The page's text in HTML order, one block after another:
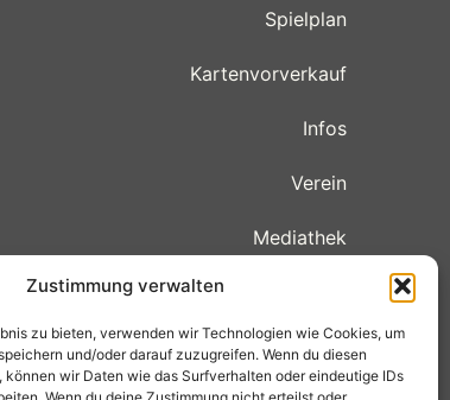
Zustimmung verwalten
zu bieten, verwenden wir Technologien wie Cookies, um
und/oder darauf zuzugreifen. Wenn du diesen
wir Daten wie das Surfverhalten oder eindeutige IDs
Spielplan
Kartenvorverkauf
Infos
Verein
Mediathek
Cookie-Richtlinie (EU)